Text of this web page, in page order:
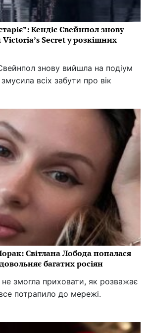
Кендіс Свейнпол знову
Secret у розкішних
знову вийшла на подіум
всіх забути про вік
Світлана Лобода попалася
багатих росіян
змогла приховати, як розважає
потрапило до мережі.